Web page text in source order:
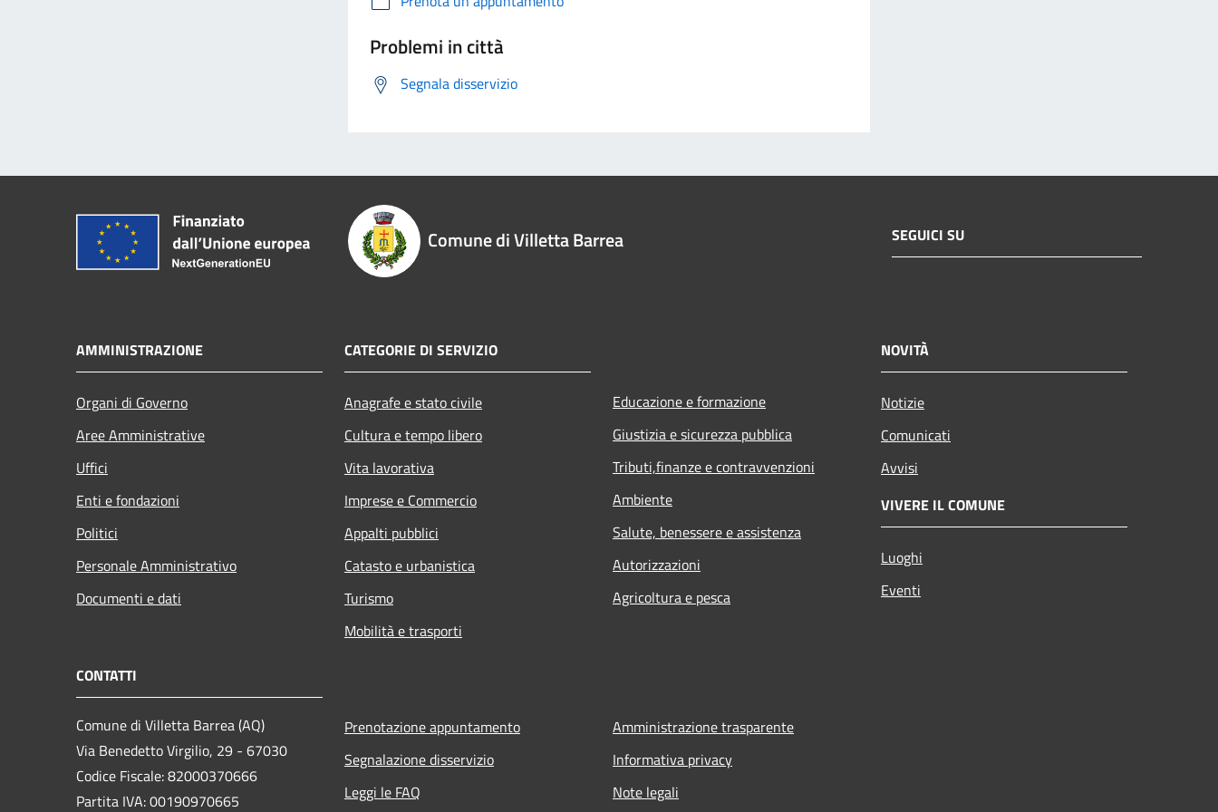
Problemi in città
Segnala disservizio
Comune di Villetta Barrea SEGUICI SU
AMMINISTRAZIONE
Organi di Governo
Aree Amministrative
Uffici
Enti e fondazioni
Politici
Personale Amministrativo
Documenti e dati
CATEGORIE DI SERVIZIO
Anagrafe e stato civile
Cultura e tempo libero
Vita lavorativa
Imprese e Commercio
Appalti pubblici
Catasto e urbanistica
Turismo
Mobilità e trasporti
Educazione e formazione
Giustizia e sicurezza pubblica
Tributi,finanze e contravvenzioni
Ambiente
Salute, benessere e assistenza
Autorizzazioni
Agricoltura e pesca
NOVITÀ
Notizie
Comunicati
Avvisi
VIVERE IL COMUNE
Luoghi
Eventi
CONTATTI
Comune di Villetta Barrea (AQ)
Via Benedetto Virgilio, 29 - 67030
Codice Fiscale: 82000370666
Partita IVA: 00190970665
Prenotazione appuntamento
Segnalazione disservizio
Leggi le FAQ
Amministrazione trasparente
Informativa privacy
Note legali